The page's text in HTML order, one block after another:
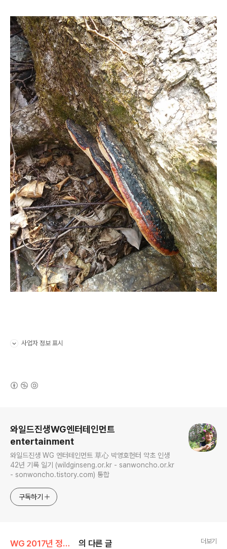
사업자 정보 표시
와일드진생WG엔터테인먼트
entertainment
와일드진생 WG 엔터테인먼트 草心 박영호헌터 약초 인생
42년 기록 일기 (wildginseng.or.kr - sanwoncho.or.kr
- sonwoncho.tistory.com) 통합
구독하기
WG 2017년 정유년 기록 의 다른 글 더보기